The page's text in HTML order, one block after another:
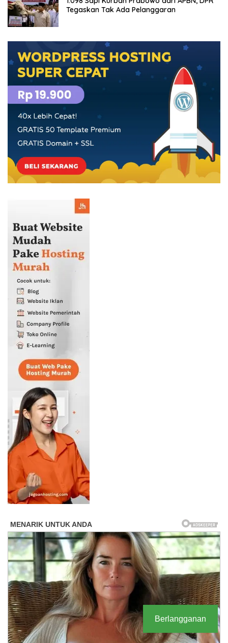
Tegaskan Tak Ada Pelanggaran
Berlangganan